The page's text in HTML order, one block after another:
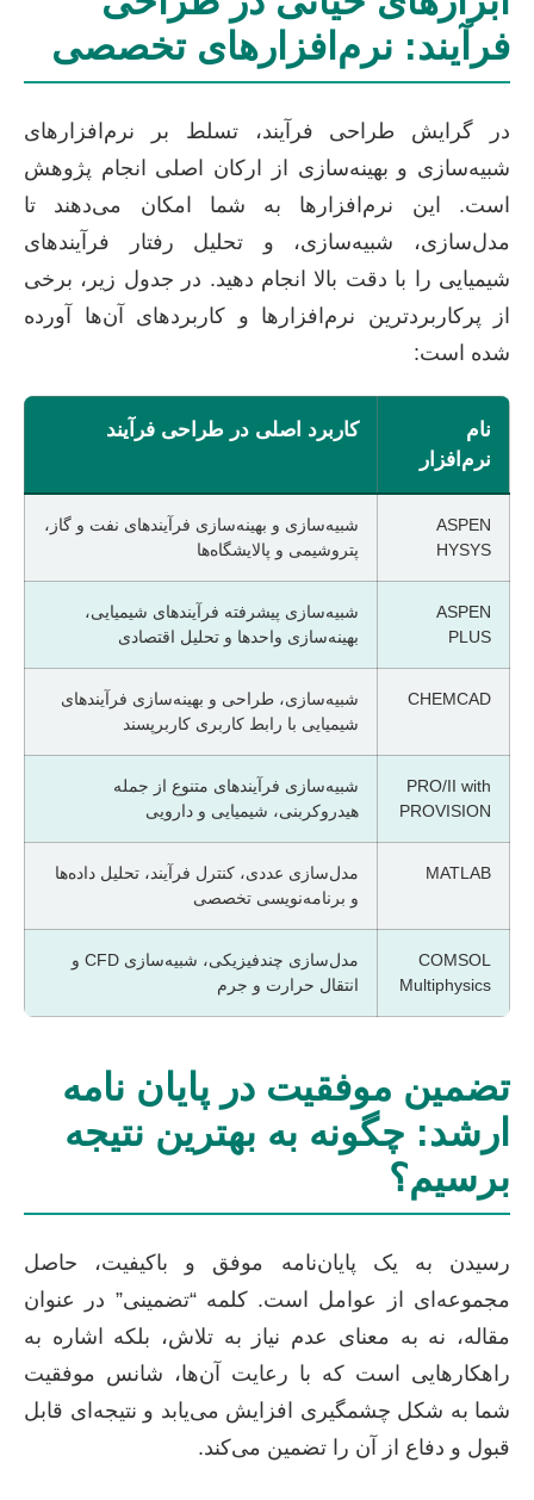
فرآیند: نرم‌افزارهای تخصصی
در گرایش طراحی فرآیند، تسلط بر نرم‌افزارهای
شبیه‌سازی و بهینه‌سازی از ارکان اصلی انجام پژوهش
است. این نرم‌افزارها به شما امکان می‌دهند تا
مدل‌سازی، شبیه‌سازی، و تحلیل رفتار فرآیندهای
شیمیایی را با دقت بالا انجام دهید. در جدول زیر، برخی
از پرکاربردترین نرم‌افزارها و کاربردهای آن‌ها آورده
شده است:
نام
نرم‌افزار
کاربرد اصلی در طراحی فرآیند
ASPEN
HYSYS
شبیه‌سازی و بهینه‌سازی فرآیندهای نفت و گاز،
پتروشیمی و پالایشگاه‌ها
ASPEN
PLUS
شبیه‌سازی پیشرفته فرآیندهای شیمیایی،
بهینه‌سازی واحدها و تحلیل اقتصادی
CHEMCAD
شبیه‌سازی، طراحی و بهینه‌سازی فرآیندهای
شیمیایی با رابط کاربری کاربرپسند
PRO/II with
PROVISION
شبیه‌سازی فرآیندهای متنوع از جمله
هیدروکربنی، شیمیایی و دارویی
MATLAB
مدل‌سازی عددی، کنترل فرآیند، تحلیل داده‌ها
و برنامه‌نویسی تخصصی
COMSOL
Multiphysics
مدل‌سازی چندفیزیکی، شبیه‌سازی CFD و
انتقال حرارت و جرم
تضمین موفقیت در پایان نامه
ارشد: چگونه به بهترین نتیجه
برسیم؟
رسیدن به یک پایان‌نامه موفق و باکیفیت، حاصل
مجموعه‌ای از عوامل است. کلمه “تضمینی” در عنوان
مقاله، نه به معنای عدم نیاز به تلاش، بلکه اشاره به
راهکارهایی است که با رعایت آن‌ها، شانس موفقیت
شما به شکل چشمگیری افزایش می‌یابد و نتیجه‌ای قابل
قبول و دفاع از آن را تضمین می‌کند.